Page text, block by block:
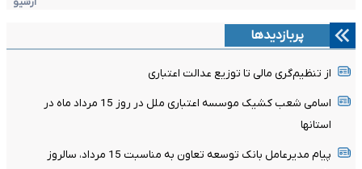
پربازدیدها
از تنظیم‌گری مالی تا توزیع عدالت اعتباری
اسامی شعب کشیک موسسه اعتباری ملل در روز 15 مرداد ماه در
استانها
پیام مدیرعامل بانک توسعه تعاون به مناسبت 15 مرداد، سالروز